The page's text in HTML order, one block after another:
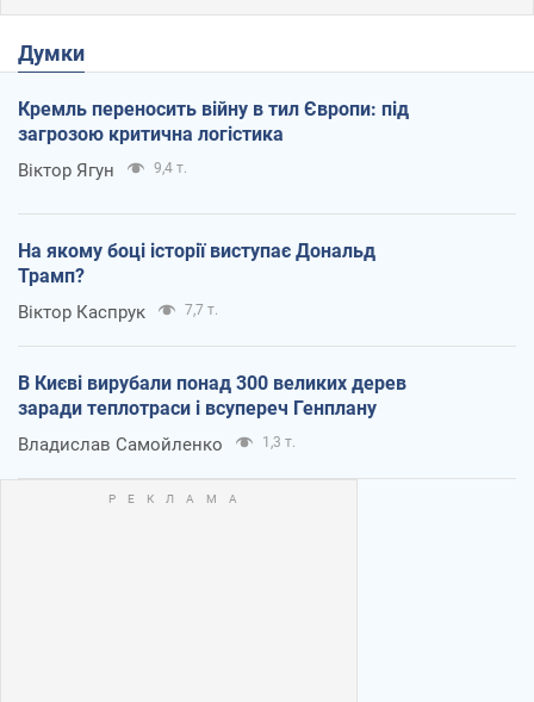
Думки
Кремль переносить війну в тил Європи: під
загрозою критична логістика
Віктор Ягун 9,4 т.
На якому боці історії виступає Дональд
Трамп?
Віктор Каспрук 7,7 т.
В Києві вирубали понад 300 великих дерев
заради теплотраси і всупереч Генплану
Владислав Самойленко 1,3 т.